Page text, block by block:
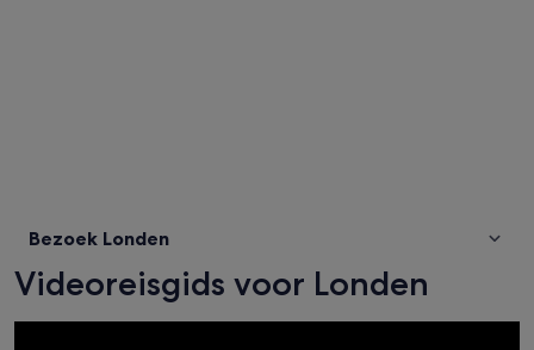
Bezoek Londen
Videoreisgids voor Londen